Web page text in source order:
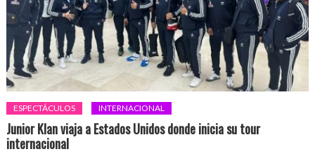
ESPECTÁCULOS INTERNACIONAL
Junior Klan viaja a Estados Unidos donde inicia su tour
internacional